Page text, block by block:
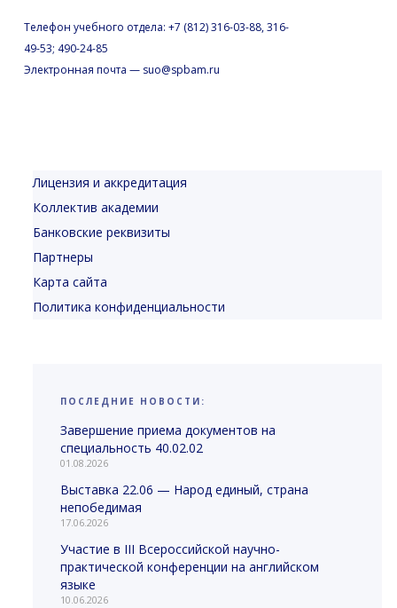
Телефон учебного отдела: +7 (812) 316-03-88, 316-
49-53; 490-24-85
Электронная почта — suo@spbam.ru
Лицензия и аккредитация
Коллектив академии
Банковские реквизиты
Партнеры
Карта сайта
Политика конфиденциальности
ПОСЛЕДНИЕ НОВОСТИ:
Завершение приема документов на
специальность 40.02.02
01.08.2026
Выставка 22.06 — Народ единый, страна
непобедимая
17.06.2026
Участие в III Всероссийской научно-
практической конференции на английском
языке
10.06.2026